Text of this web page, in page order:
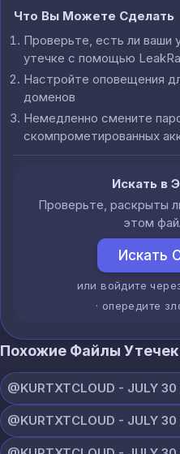
Что Вы Можете Сделать
Проверьте, есть ли ваши
утечке с помощью
Настройте оповещения
доменов
Немедленно смените
скомпрометированных
Искать в
Проверьте, раскрыты
этом
Искать
или войдите
· опередите
Похожие Файлы Утечек